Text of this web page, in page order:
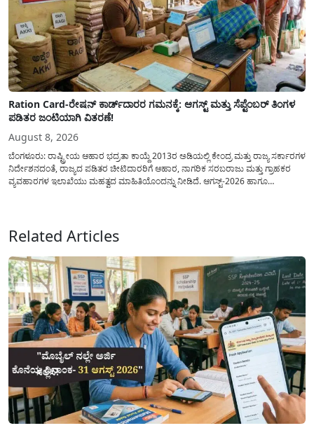
Ration Card-ರೇಷನ್ ಕಾರ್ಡ್‍ದಾರರ ಗಮನಕ್ಕೆ: ಆಗಸ್ಟ್ ಮತ್ತು ಸೆಪ್ಟೆಂಬರ್ ತಿಂಗಳ
ಪಡಿತರ ಜಂಟಿಯಾಗಿ ವಿತರಣೆ!
August 8, 2026
ಬೆಂಗಳೂರು: ರಾಷ್ಟ್ರೀಯ ಆಹಾರ ಭದ್ರತಾ ಕಾಯ್ದೆ 2013ರ ಅಡಿಯಲ್ಲಿ ಕೇಂದ್ರ ಮತ್ತು ರಾಜ್ಯ ಸರ್ಕಾರಗಳ
ನಿರ್ದೇಶನದಂತೆ, ರಾಜ್ಯದ ಪಡಿತರ ಚೀಟಿದಾರರಿಗೆ ಆಹಾರ, ನಾಗರಿಕ ಸರಬರಾಜು ಮತ್ತು ಗ್ರಾಹಕರ
ವ್ಯವಹಾರಗಳ ಇಲಾಖೆಯು ಮಹತ್ವದ ಮಾಹಿತಿಯೊಂದನ್ನು ನೀಡಿದೆ. ಆಗಸ್ಟ್-2026 ಹಾಗೂ
Related Articles